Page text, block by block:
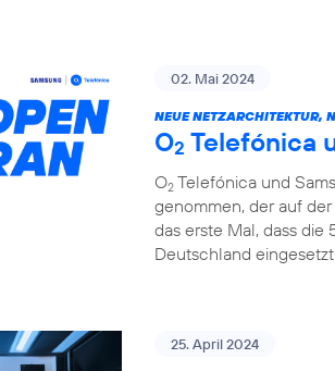
02. Mai 2024
NEUE NETZARCHITEKTUR,
O2 Telefónica
O2 Telefónica und
genommen, der auf
das erste Mal, dass
Deutschland eingesetzt
25. April 2024